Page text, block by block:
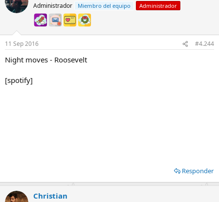
Administrador Miembro del equipo Administrador
11 Sep 2016 #4.244
Night moves - Roosevelt
[spotify]
Responder
Christian